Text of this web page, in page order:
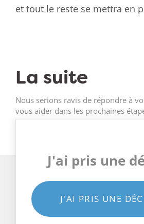
et tout le reste se mettra en
La suite
Nous serions ravis de répondre à
vous aider dans les prochaines
J'ai pris une
J'AI PRIS UNE